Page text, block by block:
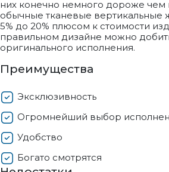
них конечно немного дороже чем
обычные тканевые вертикальные
5% до 20% плюсом к стоимости
правильном дизайне можно
оригинального исполнения.
Преимущества
Эксклюзивность
Огромнейший выбор
Удобство
Богато смотрятся